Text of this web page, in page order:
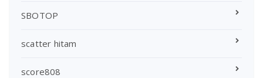
SBOTOP
scatter hitam
score808